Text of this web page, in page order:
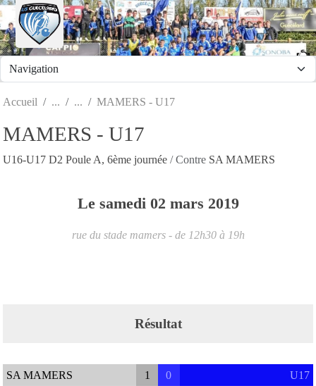
Accueil MAMERS - U17
MAMERS - U17
U16-U17 D2 Poule A, 6ème journée / Contre SA MAMERS
Le samedi 02 mars 2019
rue du stade mamers - de 12h30 à 19h
Résultat
SA MAMERS 1 0 U17
Panneau de gestion des cookies